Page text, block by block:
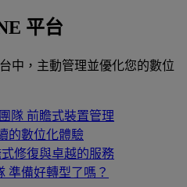
平台
中，主動管理並優化您的數位
隊 前瞻式裝置管理
的數位化體驗
修復與卓越的服務
準備好轉型了嗎？